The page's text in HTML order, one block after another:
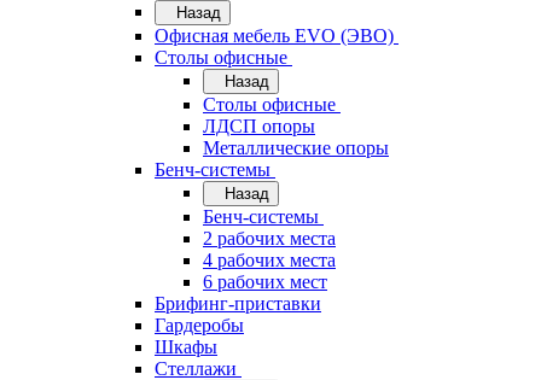
Назад
Офисная мебель EVO (ЭВО)
Cтолы офисные
Назад
Cтолы офисные
ЛДСП опоры
Металлические опоры
Бенч-системы
Назад
Бенч-системы
2 рабочих места
4 рабочих места
6 рабочих мест
Брифинг-приставки
Гардеробы
Шкафы
Стеллажи